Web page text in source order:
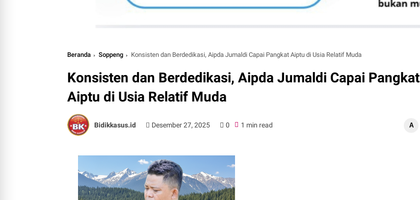
Beranda Soppeng Konsisten dan Berdedikasi, Aipda Jumaldi Capai Pangkat Aiptu di Usia Relatif Muda
Konsisten dan Berdedikasi, Aipda Jumaldi Capai Pangkat
Aiptu di Usia Relatif Muda
Bidikkasus.id Desember 27, 2025 0 1 min read A